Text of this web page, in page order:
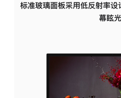
标准玻璃面板采用低反射率设
幕眩光